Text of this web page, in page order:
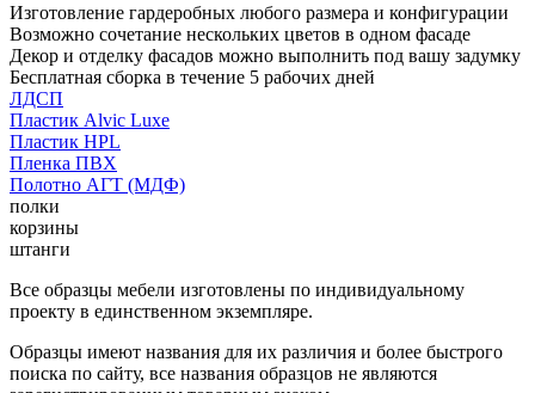
Изготовление гардеробных любого размера и конфигурации
Возможно сочетание нескольких цветов в одном фасаде
Декор и отделку фасадов можно выполнить под вашу задумку
Бесплатная сборка в течение 5 рабочих дней
ЛДСП
Пластик Alvic Luxe
Пластик HPL
Пленка ПВХ
Полотно АГТ (МДФ)
полки
корзины
штанги
Все образцы мебели изготовлены по индивидуальному
проекту в единственном экземпляре.
Образцы имеют названия для их различия и более быстрого
поиска по сайту, все названия образцов не являются